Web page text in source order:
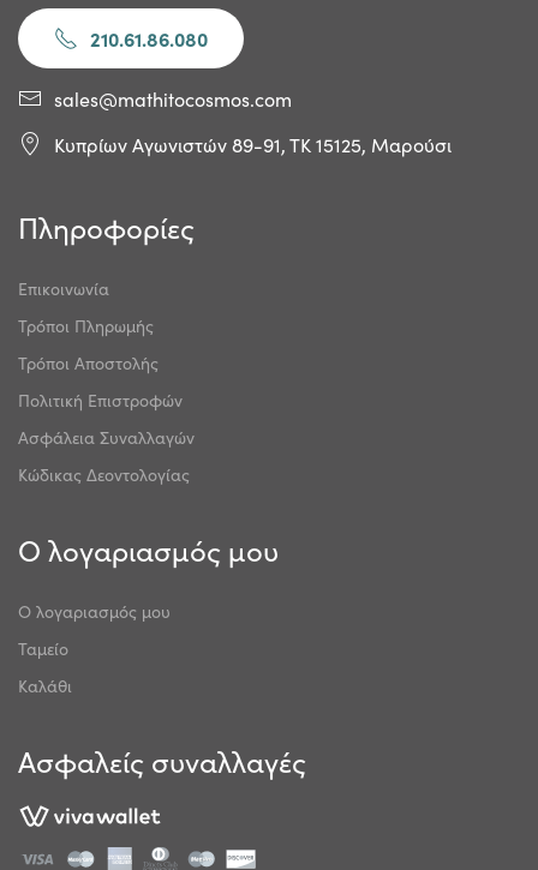
210.61.86.080
sales@mathitocosmos.com
Κυπρίων Αγωνιστών 89-91, ΤΚ 15125, Μαρούσι
Πληροφορίες
Επικοινωνία
Τρόποι Πληρωμής
Τρόποι Αποστολής
Πολιτική Επιστροφών
Ασφάλεια Συναλλαγών
Κώδικας Δεοντολογίας
Ο λογαριασμός μου
Ο λογαριασμός μου
Ταμείο
Καλάθι
Ασφαλείς συναλλαγές